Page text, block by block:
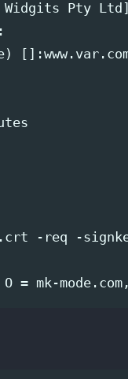
Pty
-req -